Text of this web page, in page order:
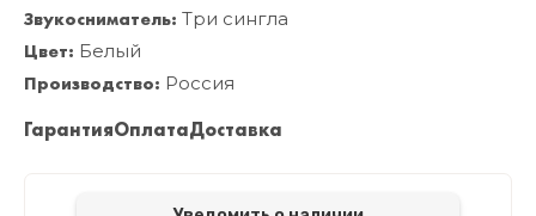
Звукосниматель: Три сингла
Цвет: Белый
Производство: Россия
ГарантияОплатаДоставка